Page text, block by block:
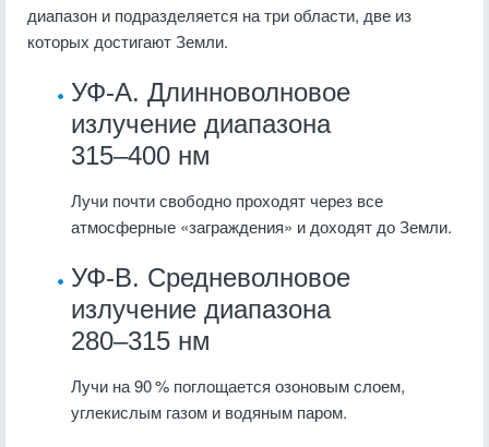
диапазон и подразделяется на три области, две из
которых достигают Земли.
УФ-А. Длинноволновое
излучение диапазона
315–400 нм
Лучи почти свободно проходят через все
атмосферные «заграждения» и доходят до Земли.
УФ-B. Средневолновое
излучение диапазона
280–315 нм
Лучи на 90 % поглощается озоновым слоем,
углекислым газом и водяным паром.